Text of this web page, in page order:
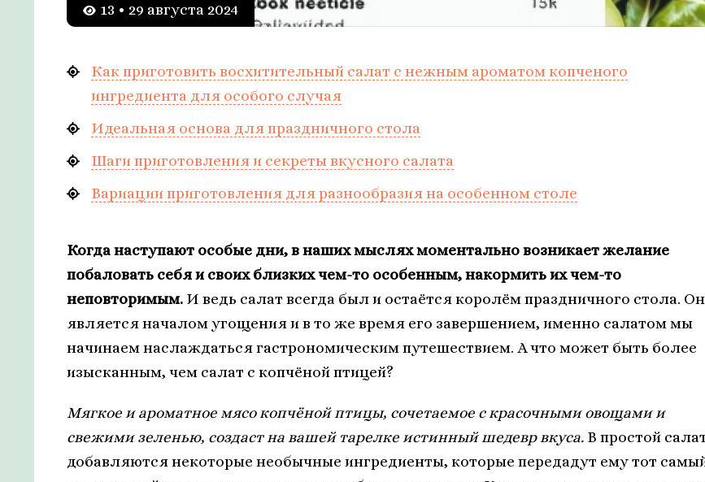
13 • 29 августа 2024
Как приготовить восхитительный салат с нежным ароматом копченого
ингредиента для особого случая
Идеальная основа для праздничного стола
Шаги приготовления и секреты вкусного салата
Вариации приготовления для разнообразия на особенном столе
Когда наступают особые дни, в наших мыслях моментально возникает желание
побаловать себя и своих близких чем-то особенным, накормить их чем-то
неповторимым. И ведь салат всегда был и остаётся королём праздничного стола. Он
является началом угощения и в то же время его завершением, именно салатом мы
начинаем наслаждаться гастрономическим путешествием. А что может быть более
изысканным, чем салат с копчёной птицей?
Мягкое и ароматное мясо копчёной птицы, сочетаемое с красочными овощами и
свежими зеленью, создаст на вашей тарелке истинный шедевр вкуса. В простой
добавляются некоторые необычные ингредиенты, которые передадут ему тот